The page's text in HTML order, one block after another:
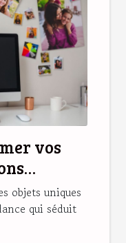
vos
?
objets uniques
qui séduit